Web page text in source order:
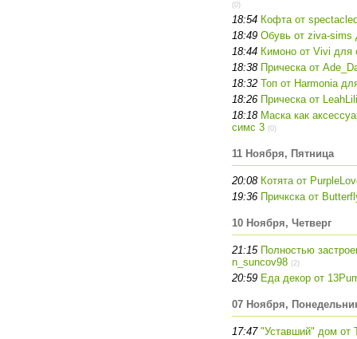
(0)
18:54 Кофта от
18:49 Обувь от ziva-sims
18:44 Кимоно от Vivi для
18:38 Прическа от
18:32 Топ от Harmonia
18:26 Прическа от
18:18 Маска как
симс 3 (0)
11 Ноября, Пятница
20:08 Котята от
19:36 Причкска от
10 Ноября, Четверг
21:15 Полностью
n_suncov98 (2)
20:59 Еда декор от
07 Ноября,
17:47 "Уставший" дом от